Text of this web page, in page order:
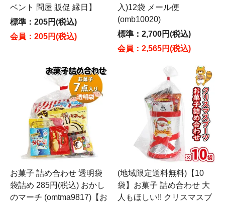
ベント 問屋 販促 縁日】
標準：205円(税込)
会員：205円(税込)
入)12袋 メール便
(omb10020)
標準：2,700円(税込)
会員：2,565円(税込)
お菓子 詰め合わせ 透明袋
袋詰め 285円(税込) おかし
のマーチ (omtma9817)【お
(地域限定送料無料)【10
袋】お菓子 詰め合わせ 大
人もほしい!! クリスマスブ